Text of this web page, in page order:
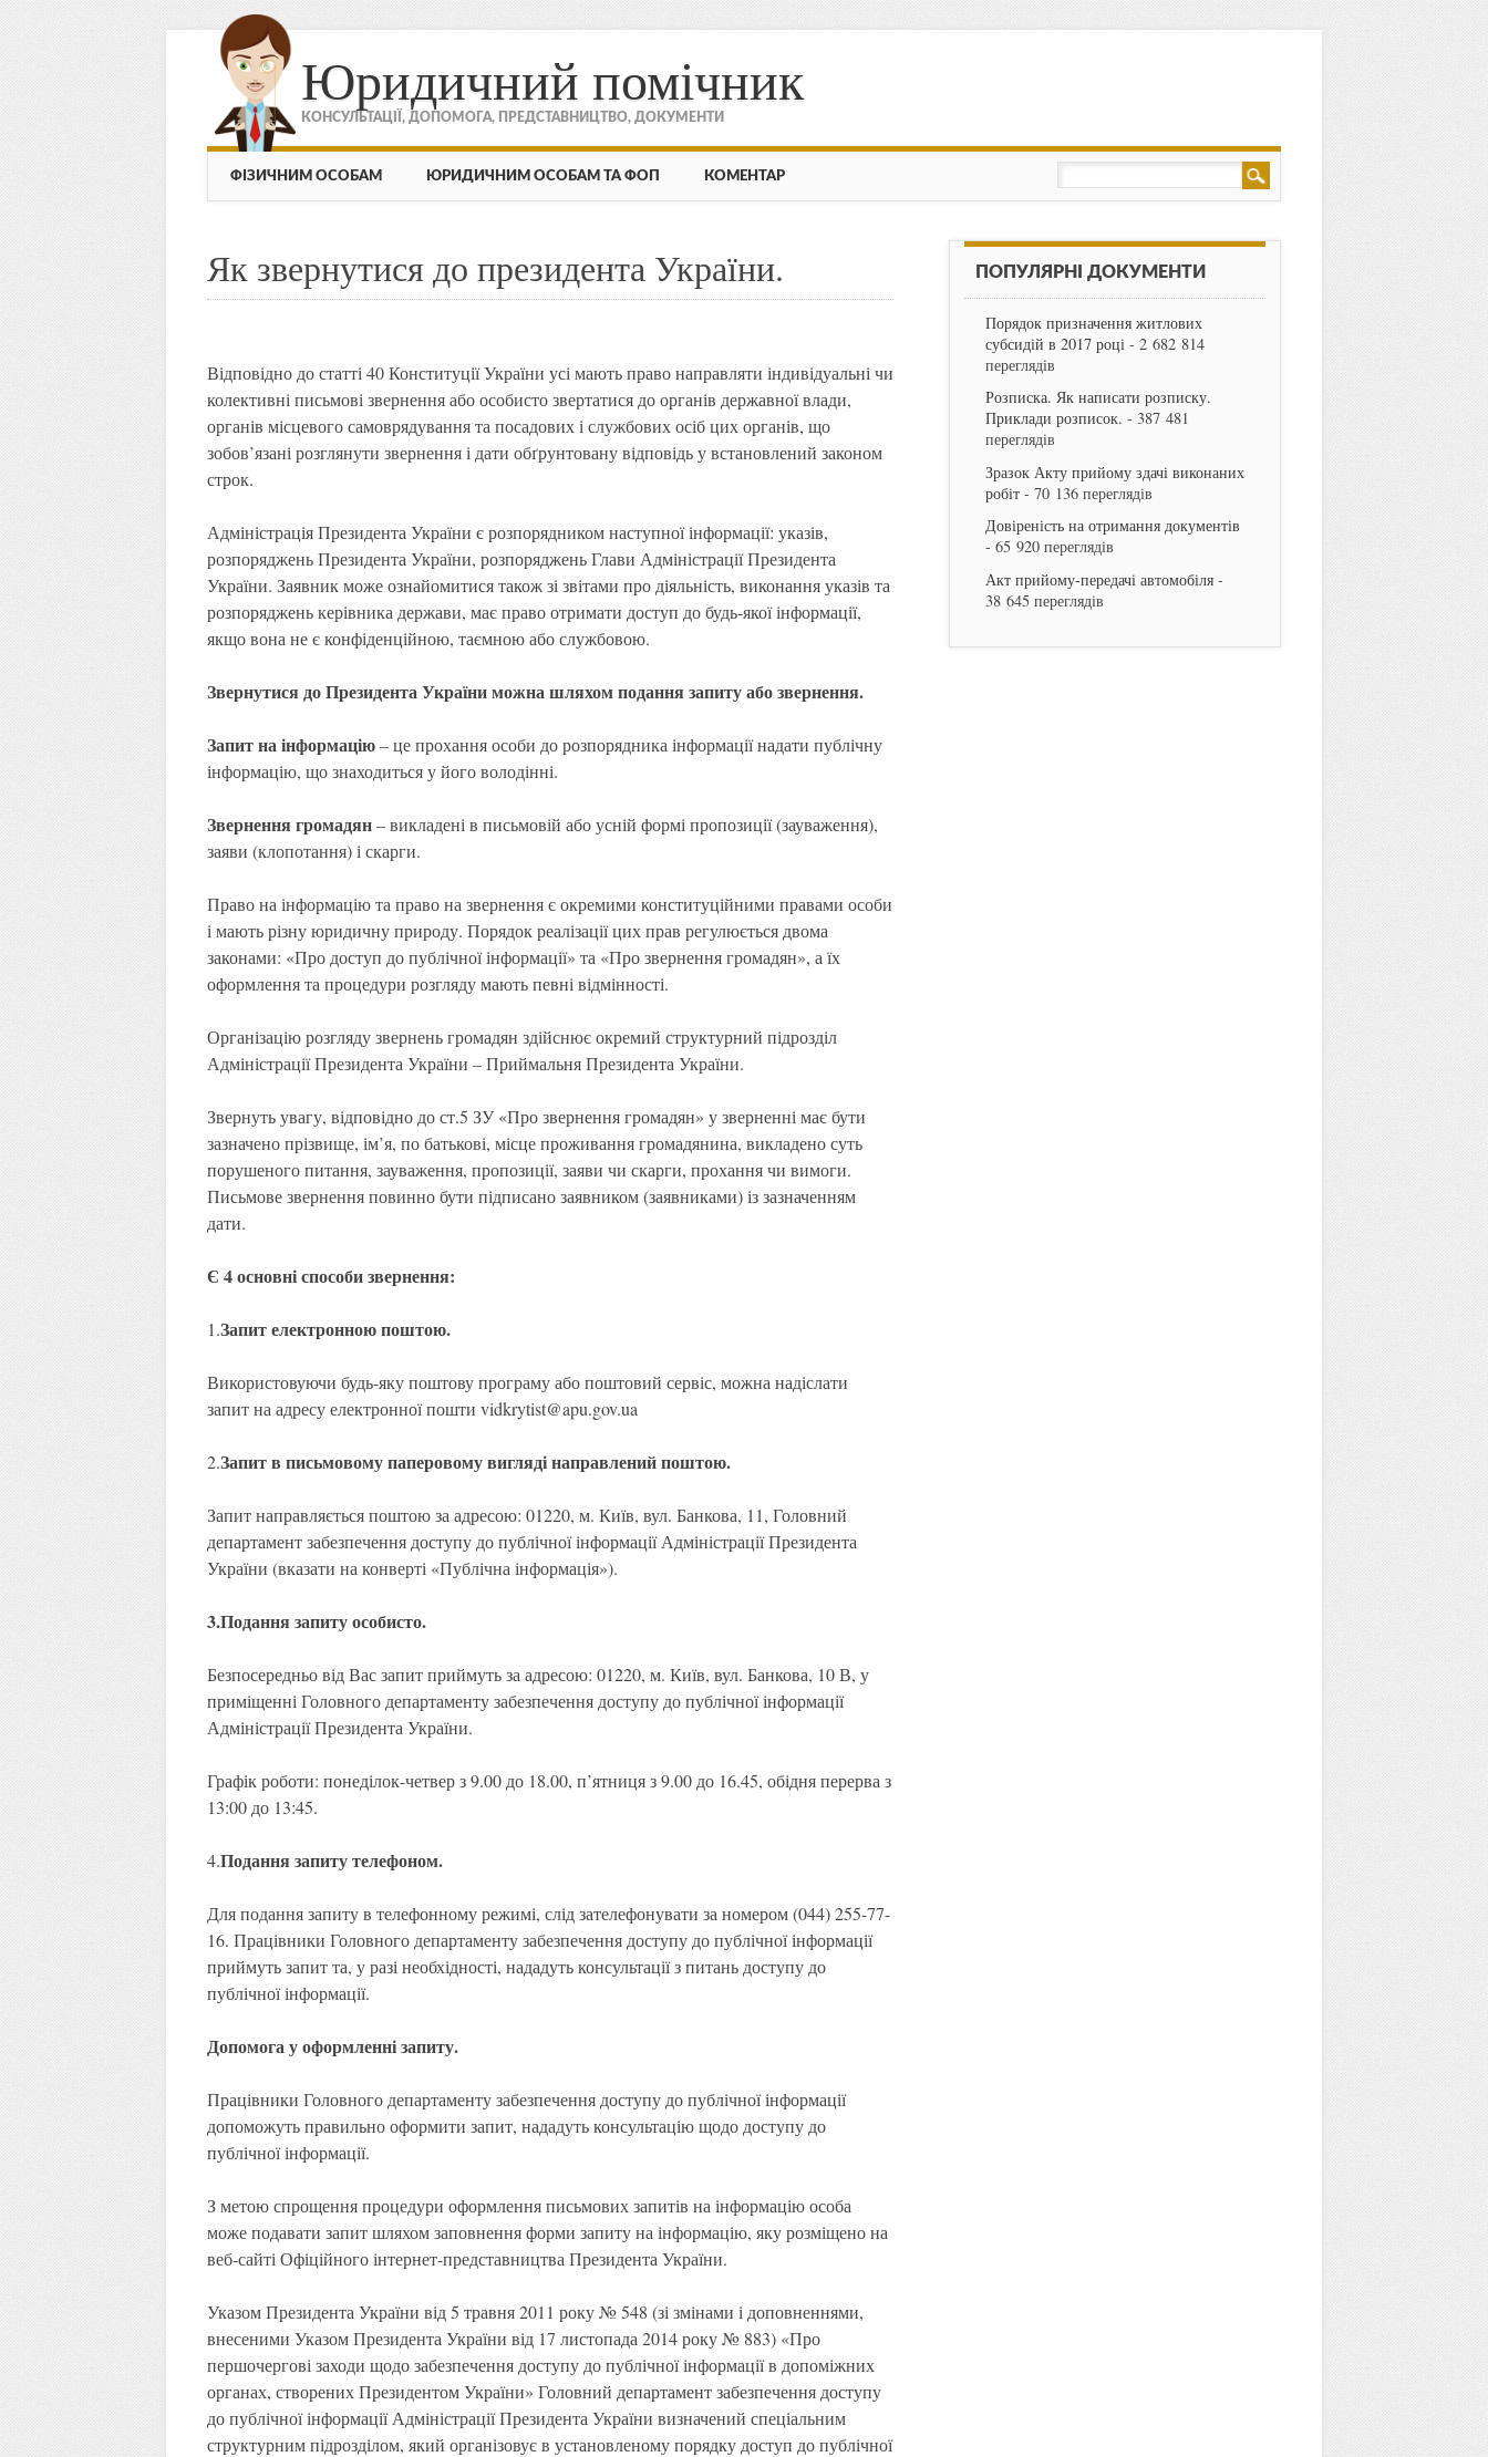
Юридичний помічник
КОНСУЛЬТАЦІЇ, ДОПОМОГА, ПРЕДСТАВНИЦТВО, ДОКУМЕНТИ
МЕНЮ
Skip to content
ФІЗИЧНИМ ОСОБАМ ЮРИДИЧНИМ ОСОБАМ ТА ФОП КОМЕНТАР
Як звернутися до президента України.
Відповідно до статті 40 Конституції України усі мають право направляти індивідуальні чи
колективні письмові звернення або особисто звертатися до органів державної влади,
органів місцевого самоврядування та посадових і службових осіб цих органів, що
зобов’язані розглянути звернення і дати обґрунтовану відповідь у встановлений законом
строк.
Адміністрація Президента України є розпорядником наступної інформації: указів,
розпоряджень Президента України, розпоряджень Глави Адміністрації Президента
України. Заявник може ознайомитися також зі звітами про діяльність, виконання указів та
розпоряджень керівника держави, має право отримати доступ до будь-якої інформації,
якщо вона не є конфіденційною, таємною або службовою.
Звернутися до Президента України можна шляхом подання запиту або звернення.
Запит на інформацію– це прохання особи до розпорядника інформації надати публічну
інформацію, що знаходиться у його володінні.
Звернення громадян– викладені в письмовій або усній формі пропозиції (зауваження),
заяви (клопотання) і скарги.
Право на інформацію та право на звернення є окремими конституційними правами особи
і мають різну юридичну природу. Порядок реалізації цих прав регулюється двома
законами: «Про доступ до публічної інформації» та «Про звернення громадян», а їх
оформлення та процедури розгляду мають певні відмінності.
Організацію розгляду звернень громадян здійснює окремий структурний підрозділ
Адміністрації Президента України – Приймальня Президента України.
Звернуть увагу, відповідно до ст.5 ЗУ «Про звернення громадян» у зверненні має бути
зазначено прізвище, ім’я, по батькові, місце проживання громадянина, викладено суть
порушеного питання, зауваження, пропозиції, заяви чи скарги, прохання чи вимоги.
Письмове звернення повинно бути підписано заявником (заявниками) із зазначенням
дати.
Є 4 основні способи звернення:
1.Запит електронною поштою.
Використовуючи будь-яку поштову програму або поштовий сервіс, можна надіслати
запит на адресу електронної пошти vidkrytist@apu.gov.ua
2.Запит в письмовому паперовому вигляді направлений поштою.
Запит направляється поштою за адресою: 01220, м. Київ, вул. Банкова, 11, Головний
департамент забезпечення доступу до публічної інформації Адміністрації Президента
України (вказати на конверті «Публічна інформація»).
3.Подання запиту особисто.
Безпосередньо від Вас запит приймуть за адресою: 01220, м. Київ, вул. Банкова, 10 В, у
приміщенні Головного департаменту забезпечення доступу до публічної інформації
Адміністрації Президента України.
Графік роботи: понеділок-четвер з 9.00 до 18.00, п’ятниця з 9.00 до 16.45, обідня перерва з
13:00 до 13:45.
4.Подання запиту телефоном.
Для подання запиту в телефонному режимі, слід зателефонувати за номером (044) 255-77-
16. Працівники Головного департаменту забезпечення доступу до публічної інформації
приймуть запит та, у разі необхідності, нададуть консультації з питань доступу до
публічної інформації.
Допомога у оформленні запиту.
Працівники Головного департаменту забезпечення доступу до публічної інформації
допоможуть правильно оформити запит, нададуть консультацію щодо доступу до
публічної інформації.
З метою спрощення процедури оформлення письмових запитів на інформацію особа
може подавати запит шляхом заповнення форми запиту на інформацію, яку розміщено на
веб-сайті Офіційного інтернет-представництва Президента України.
Указом Президента України від 5 травня 2011 року № 548 (зі змінами і доповненнями,
внесеними Указом Президента України від 17 листопада 2014 року № 883) «Про
першочергові заходи щодо забезпечення доступу до публічної інформації в допоміжних
органах, створених Президентом України» Головний департамент забезпечення доступу
до публічної інформації Адміністрації Президента України визначений спеціальним
структурним підрозділом, який організовує в установленому порядку доступ до публічної
ПОПУЛЯРНІ ДОКУМЕНТИ
Порядок призначення житлових
субсидій в 2017 році- 2 682 814
переглядів
Розписка. Як написати розписку.
Приклади розписок. - 387 481
переглядів
Зразок Акту прийому здачі виконаних
робіт- 70 136 переглядів
Довіреність на отримання документів
- 65 920 переглядів
Акт прийому-передачі автомобіля-
38 645 переглядів